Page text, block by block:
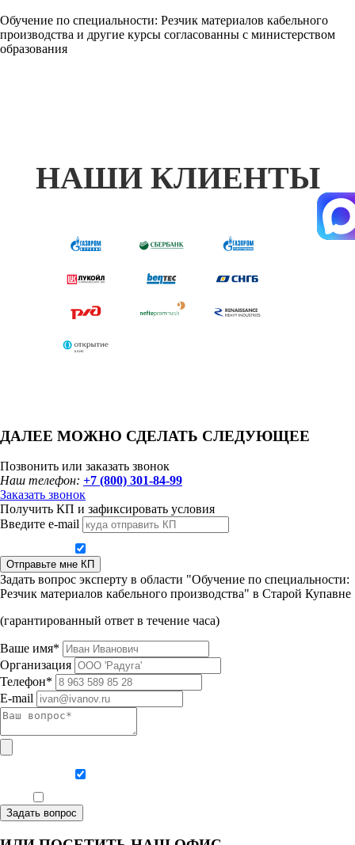
Обучение по специальности: Резчик материалов кабельного
производства и другие курсы согласованны с министерством
образования
НАШИ КЛИЕНТЫ
ДАЛЕЕ МОЖНО СДЕЛАТЬ СЛЕДУЮЩЕЕ
Позвонить или заказать звонок
Наш телефон: +7 (800) 301-84-99
Заказать звонок
Получить КП и зафиксировать условия
Введите e-mail
Отправьте мне КП
Задать вопрос эксперту в области "Обучение по специальности:
Резчик материалов кабельного производства" в Старой Купавне
(гарантированный ответ в течение часа)
Ваше имя*
Организация
Телефон*
E-mail
Задать вопрос